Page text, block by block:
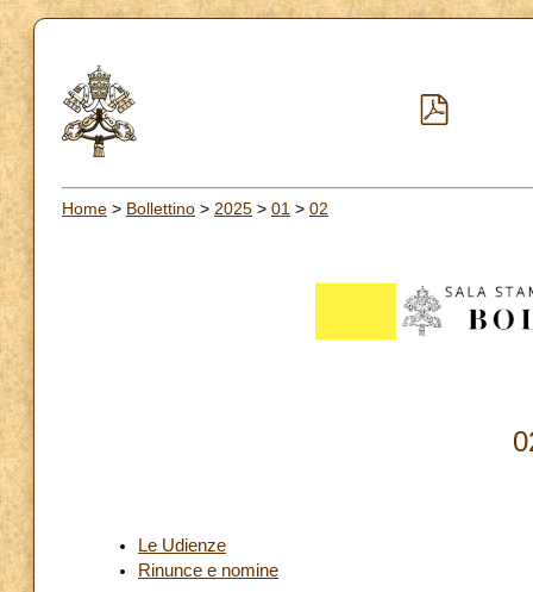
Home > Bollettino > 2025 > 01 > 02
Le Udienze
Rinunce e nomine